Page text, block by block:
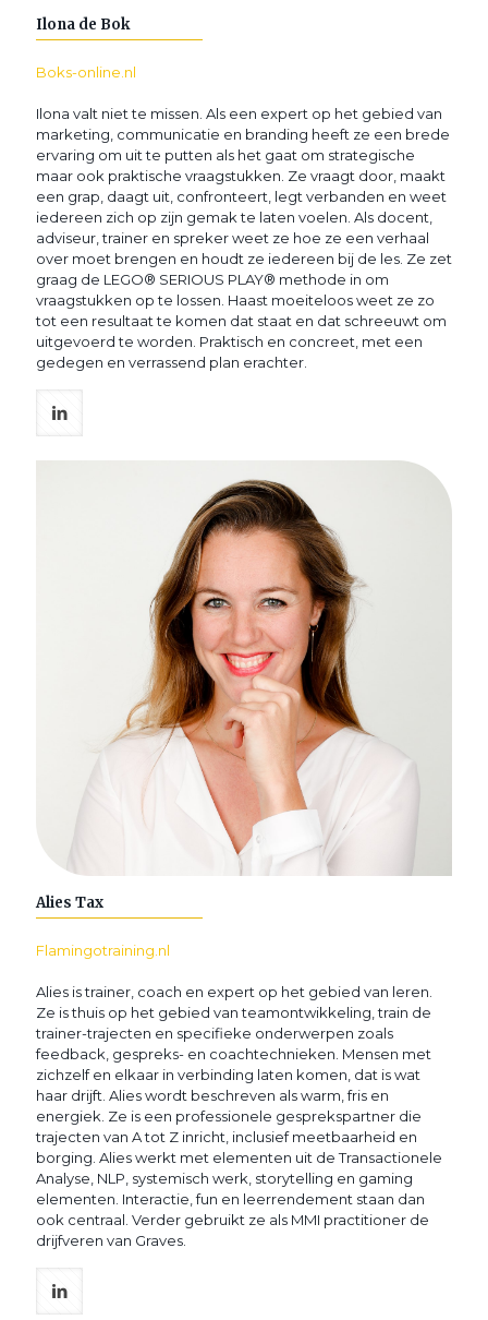
Ilona de Bok
Boks-online.nl
Ilona valt niet te missen. Als een expert op het gebied van
marketing, communicatie en branding heeft ze een brede
ervaring om uit te putten als het gaat om strategische
maar ook praktische vraagstukken. Ze vraagt door, maakt
een grap, daagt uit, confronteert, legt verbanden en weet
iedereen zich op zijn gemak te laten voelen. Als docent,
adviseur, trainer en spreker weet ze hoe ze een verhaal
over moet brengen en houdt ze iedereen bij de les. Ze zet
graag de LEGO® SERIOUS PLAY® methode in om
vraagstukken op te lossen. Haast moeiteloos weet ze zo
tot een resultaat te komen dat staat en dat schreeuwt om
uitgevoerd te worden. Praktisch en concreet, met een
gedegen en verrassend plan erachter.
Alies Tax
Flamingotraining.nl
Alies is trainer, coach en expert op het gebied van leren.
Ze is thuis op het gebied van teamontwikkeling, train de
trainer-trajecten en specifieke onderwerpen zoals
feedback, gespreks- en coachtechnieken. Mensen met
zichzelf en elkaar in verbinding laten komen, dat is wat
haar drijft. Alies wordt beschreven als warm, fris en
energiek. Ze is een professionele gesprekspartner die
trajecten van A tot Z inricht, inclusief meetbaarheid en
borging. Alies werkt met elementen uit de Transactionele
Analyse, NLP, systemisch werk, storytelling en gaming
elementen. Interactie, fun en leerrendement staan dan
ook centraal. Verder gebruikt ze als MMI practitioner de
drijfveren van Graves.